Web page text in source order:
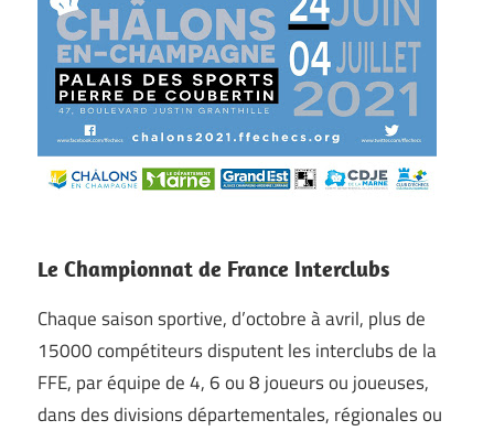
Le Championnat de France Interclubs
Chaque saison sportive, d’octobre à avril, plus de
15000 compétiteurs disputent les interclubs de la
FFE, par équipe de 4, 6 ou 8 joueurs ou joueuses,
dans des divisions départementales, régionales ou